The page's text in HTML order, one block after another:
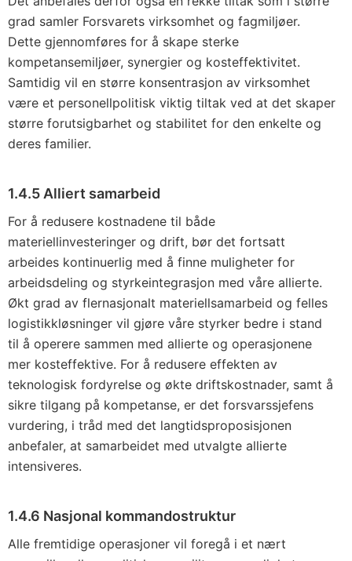
grad samler Forsvarets virksomhet og fagmiljøer.
Dette gjennomføres for å skape sterke
kompetansemiljøer, synergier og kosteffektivitet.
Samtidig vil en større konsentrasjon av virksomhet
være et personellpolitisk viktig tiltak ved at det skaper
større forutsigbarhet og stabilitet for den enkelte og
deres familier.
1.4.5 Alliert samarbeid
For å redusere kostnadene til både
materiellinvesteringer og drift, bør det fortsatt
arbeides kontinuerlig med å finne muligheter for
arbeidsdeling og styrkeintegrasjon med våre allierte.
Økt grad av flernasjonalt materiellsamarbeid og felles
logistikkløsninger vil gjøre våre styrker bedre i stand
til å operere sammen med allierte og operasjonene
mer kosteffektive. For å redusere effekten av
teknologisk fordyrelse og økte driftskostnader, samt å
sikre tilgang på kompetanse, er det forsvarssjefens
vurdering, i tråd med det langtidsproposisjonen
anbefaler, at samarbeidet med utvalgte allierte
intensiveres.
1.4.6 Nasjonal kommandostruktur
Alle fremtidige operasjoner vil foregå i et nært